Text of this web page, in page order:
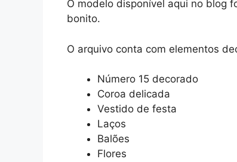
O modelo disponível aqui no blog
bonito.
O arquivo conta com elementos
Número 15 decorado
Coroa delicada
Vestido de festa
Laços
Balões
Flores